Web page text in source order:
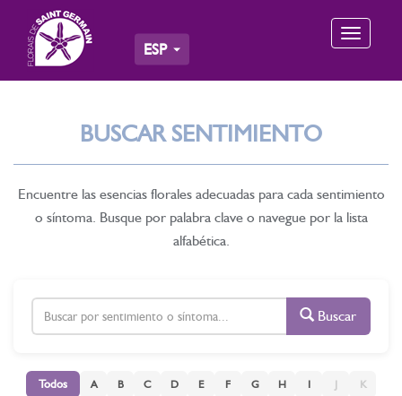
Toggle
ESP
BUSCAR SENTIMIENTO
Encuentre las esencias florales adecuadas para cada sentimiento
o síntoma. Busque por palabra clave o navegue por la lista
alfabética.
Buscar
Todos A B C D E F G H I K